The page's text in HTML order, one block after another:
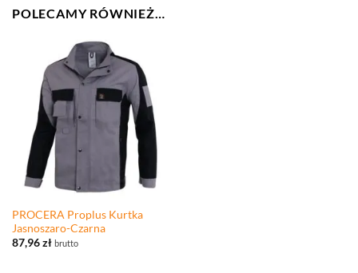
POLECAMY RÓWNIEŻ…
PROCERA Proplus Kurtka
Jasnoszaro-Czarna
87,96zł brutto